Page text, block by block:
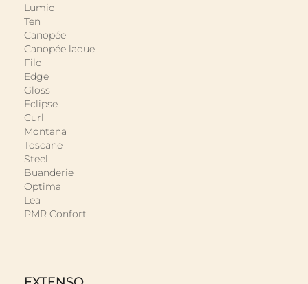
Lumio
Ten
Canopée
Canopée laque
Filo
Edge
Gloss
Eclipse
Curl
Montana
Toscane
Steel
Buanderie
Optima
Lea
PMR Confort